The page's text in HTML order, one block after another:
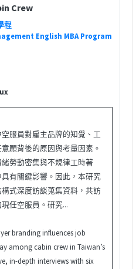
Crew
程
English MBA Program
服員對雇主品牌的知覺、工
願背後的原因與考量因素。
勞動密集與不規律工時著
有關鍵影響。因此，本研究
式深度訪談蒐集資料，共訪
任空服員。研究...
branding influences job
among cabin crew in Taiwan’s
in-depth interviews with six